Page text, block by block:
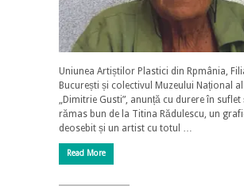
Uniunea Artiștilor Plastici din Rpmânia,
București și colectivul Muzeului Național
„Dimitrie Gusti”, anunță cu durere în suflet
rămas bun de la Titina Rădulescu, un
deosebit și un artist cu totul …
Read More